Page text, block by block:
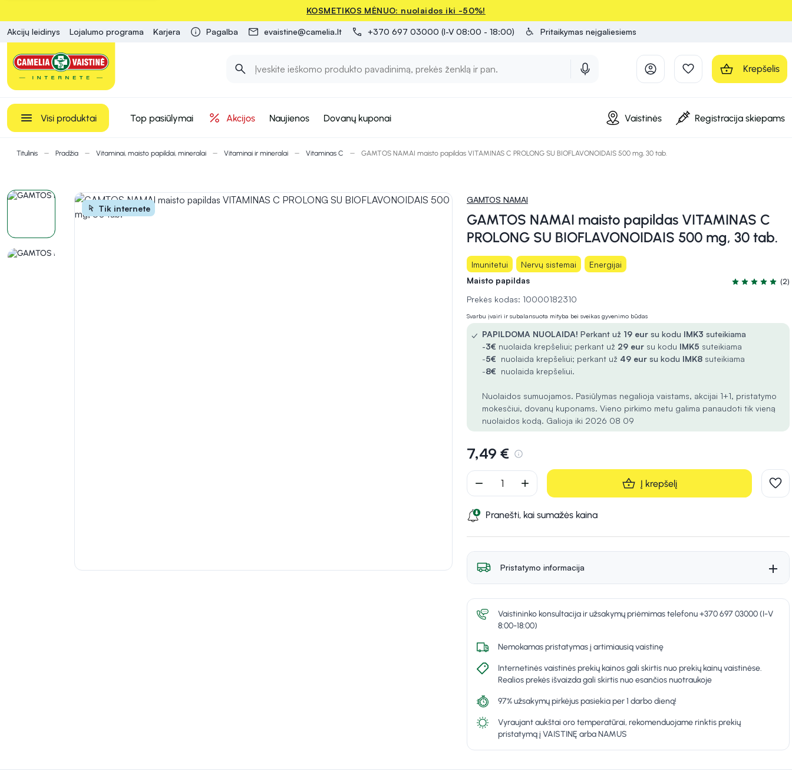
KOSMETIKOS MĖNUO: nuolaidos iki -50%!
Akcijų leidinys Lojalumo programa Karjera Pagalba evaistine@camelia.lt +370 697 03000 (I-V 08:00 - 18:00) Pritaikymas neįgaliesiems
Krepšelis
Visi produktai Top pasiūlymai Akcijos Naujienos Dovanų kuponai Vaistinės Registracija skiepams
Titulinis Pradžia Vitaminai, maisto papildai, mineralai Vitaminai ir mineralai Vitaminas C GAMTOS NAMAI maisto papildas VITAMINAS C PROLONG SU BIOFLAVONOIDAIS 500 mg, 30 tab.
Tik internete
GAMTOS NAMAI
GAMTOS NAMAI maisto papildas VITAMINAS C
PROLONG SU BIOFLAVONOIDAIS 500 mg, 30 tab.
Imunitetui Nervų sistemai
Energijai
Maisto papildas
Įvertinimas
(2)
Prekės kodas: 10000182310
Svarbu įvairi ir subalansuota mityba bei sveikas gyvenimo būdas
✓ PAPILDOMA NUOLAIDA! Perkant už 19 eur su kodu IMK3 suteikiama
-3€ nuolaida krepšeliui; perkant už 29 eur su kodu IMK5 suteikiama
-5€ nuolaida krepšeliui; perkant už 49 eur su kodu IMK8 suteikiama
-8€ nuolaida krepšeliui.
Nuolaidos sumuojamos. Pasiūlymas negalioja vaistams, akcijai 1+1, pristatymo
mokesčiui, dovanų kuponams. Vieno pirkimo metu galima panaudoti tik vieną
nuolaidos kodą. Galioja iki 2026 08 09
7,49 €
remove add Į krepšelį
Pranešti, kai sumažės kaina
Pristatymo informacija
Vaistininko konsultacija ir užsakymų priėmimas telefonu +370 697 03000 (I-V
8:00-18:00)
Nemokamas pristatymas į artimiausią vaistinę
Internetinės vaistinės prekių kainos gali skirtis nuo prekių kainų vaistinėse.
Realios prekės išvaizda gali skirtis nuo esančios nuotraukoje
97% užsakymų pirkėjus pasiekia per 1 darbo dieną!
Vyraujant aukštai oro temperatūrai, rekomenduojame rinktis prekių
pristatymą į VAISTINĘ arba NAMUS